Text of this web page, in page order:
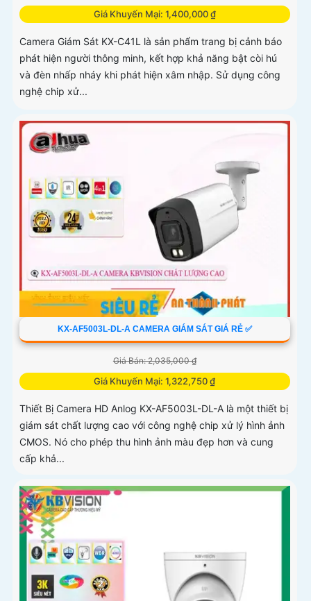
Giá Khuyến Mại: 1,400,000 ₫
Camera Giám Sát KX-C41L là sản phẩm trang bị cảnh báo
phát hiện người thông minh, kết hợp khả năng bật còi hú
và đèn nhấp nháy khi phát hiện xâm nhập. Sử dụng công
nghệ chip xử...
KX-AF5003L-DL-A CAMERA GIÁM SÁT GIÁ RẺ ✅
Giá Bán: 2,035,000 ₫
Giá Khuyến Mại: 1,322,750 ₫
Thiết Bị Camera HD Anlog KX-AF5003L-DL-A là một thiết bị
giám sát chất lượng cao với công nghệ chip xử lý hình ảnh
CMOS. Nó cho phép thu hình ảnh màu đẹp hơn và cung
cấp khả...